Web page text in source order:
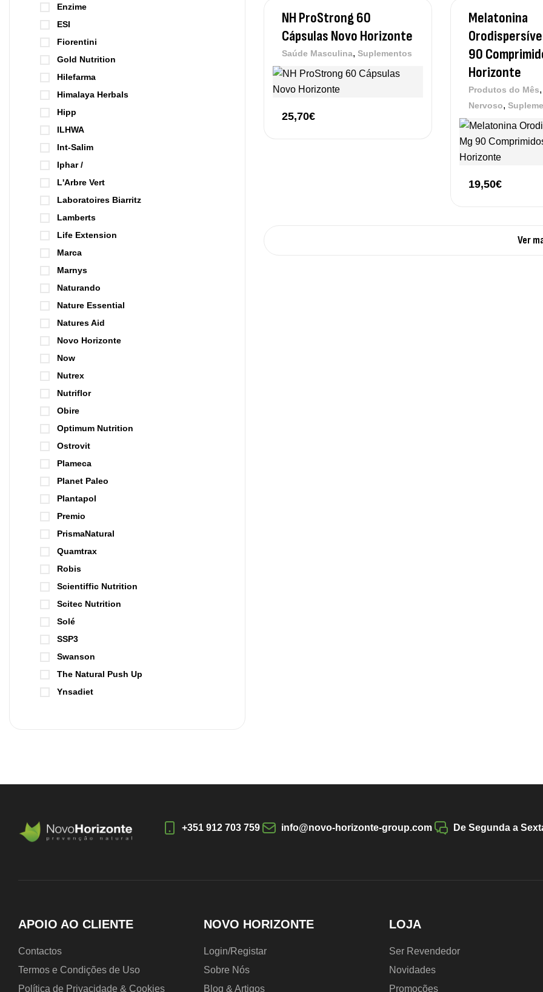
NH ProStrong 60
Cápsulas Novo Horizonte
Saúde Masculina, Suplementos
25,70€
Melatonina
90
Horizonte
Produtos do Mês
Nervoso,
19,50€
Ver
Enzime
ESI
Fiorentini
Gold Nutrition
Hilefarma
Himalaya Herbals
Hipp
ILHWA
Int-Salim
Iphar /
L'Arbre Vert
Laboratoires Biarritz
Lamberts
Life Extension
Marca
Marnys
Naturando
Nature Essential
Natures Aid
Novo Horizonte
Now
Nutrex
Nutriflor
Obire
Optimum Nutrition
Ostrovit
Plameca
Planet Paleo
Plantapol
Premio
PrismaNatural
Quamtrax
Robis
Scientiffic Nutrition
Scitec Nutrition
Solé
SSP3
Swanson
The Natural Push Up
Ynsadiet
+351 912 703 759 info@novo-horizonte-group.com De Segunda a
APOIO AO CLIENTE
Contactos
Termos e Condições de Uso
Política de Privacidade & Cookies
NOVO HORIZONTE
Login/Registar
Sobre Nós
Blog & Artigos
LOJA
Ser Revendedor
Novidades
Promoções